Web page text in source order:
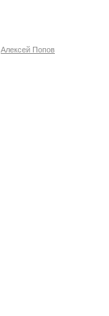
Алексей Попов